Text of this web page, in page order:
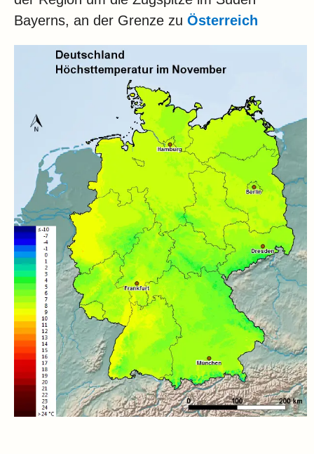
Bayerns, an der Grenze zu Österreich